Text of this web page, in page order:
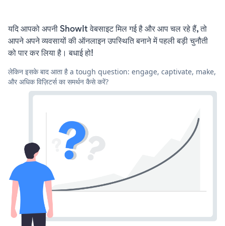
यदि आपको अपनी ShowIt वेबसाइट मिल गई है और आप चल रहे हैं, तो
आपने अपने व्यवसायों की ऑनलाइन उपस्थिति बनाने में पहली बड़ी चुनौती
को पार कर लिया है। बधाई हो!
लेकिन इसके बाद आता है a tough question: engage, captivate, make,
और अधिक विज़िटर्स का समर्थन कैसे करें?